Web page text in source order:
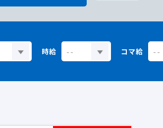
時給 コマ給